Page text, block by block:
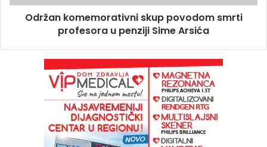
Održan komemorativni skup povodom smrti
profesora u penziji Sime Arsića